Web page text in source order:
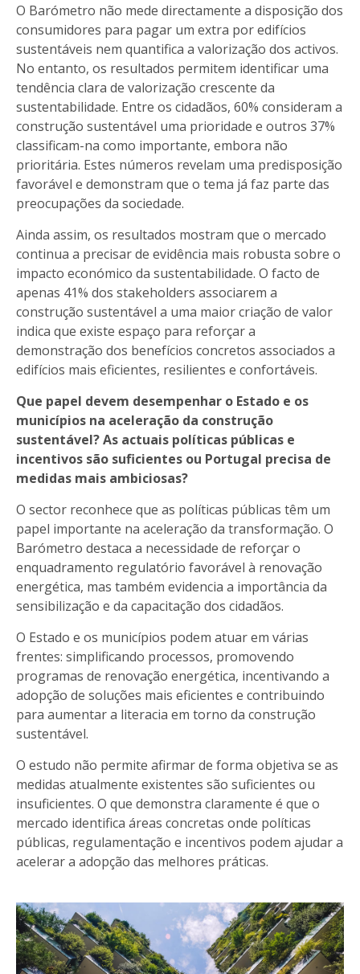
O Barómetro não mede directamente a disposição dos
consumidores para pagar um extra por edifícios
sustentáveis nem quantifica a valorização dos activos.
No entanto, os resultados permitem identificar uma
tendência clara de valorização crescente da
sustentabilidade. Entre os cidadãos, 60% consideram a
construção sustentável uma prioridade e outros 37%
classificam-na como importante, embora não
prioritária. Estes números revelam uma predisposição
favorável e demonstram que o tema já faz parte das
preocupações da sociedade.
Ainda assim, os resultados mostram que o mercado
continua a precisar de evidência mais robusta sobre o
impacto económico da sustentabilidade. O facto de
apenas 41% dos stakeholders associarem a
construção sustentável a uma maior criação de valor
indica que existe espaço para reforçar a
demonstração dos benefícios concretos associados a
edifícios mais eficientes, resilientes e confortáveis.
Que papel devem desempenhar o Estado e os
municípios na aceleração da construção
sustentável? As actuais políticas públicas e
incentivos são suficientes ou Portugal precisa de
medidas mais ambiciosas?
O sector reconhece que as políticas públicas têm um
papel importante na aceleração da transformação. O
Barómetro destaca a necessidade de reforçar o
enquadramento regulatório favorável à renovação
energética, mas também evidencia a importância da
sensibilização e da capacitação dos cidadãos.
O Estado e os municípios podem atuar em várias
frentes: simplificando processos, promovendo
programas de renovação energética, incentivando a
adopção de soluções mais eficientes e contribuindo
para aumentar a literacia em torno da construção
sustentável.
O estudo não permite afirmar de forma objetiva se as
medidas atualmente existentes são suficientes ou
insuficientes. O que demonstra claramente é que o
mercado identifica áreas concretas onde políticas
públicas, regulamentação e incentivos podem ajudar a
acelerar a adopção das melhores práticas.